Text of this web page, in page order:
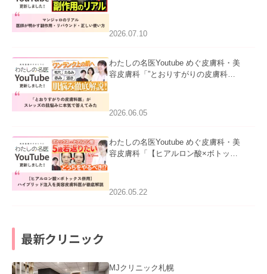
た。
2026.07.10
わたしの名医Youtube めぐ皮膚科・美
容皮膚科「”とおりすがりの皮膚科
2026.06.05
わたしの名医Youtube めぐ皮膚科・美
容皮膚科「【ヒアルロン酸×ボトック
た。
2026.05.22
最新クリニック
MJクリニック札幌